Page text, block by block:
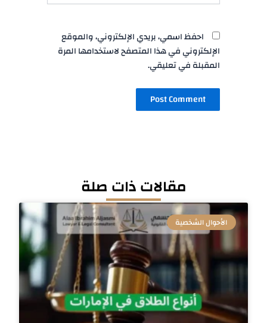
احفظ اسمي، بريدي الإلكتروني، والموقع
الإلكتروني في هذا المتصفح لاستخدامها المرة
المقبلة في تعليقي.
مقالات ذات صلة
الأحوال الشخصية